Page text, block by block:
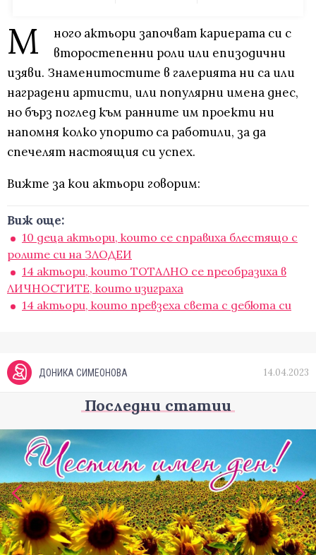
М
ного актьори започват кариерата си с
второстепенни роли или епизодични
изяви. Знаменитостите в галерията ни са или
наградени артисти, или популярни имена днес,
но бърз поглед към ранните им проекти ни
напомня колко упорито са работили, за да
спечелят настоящия си успех.
Вижте за кои актьори говорим:
Виж още:
10 деца актьори, които се справиха блестящо с
ролите си на ЗЛОДЕИ
14 актьори, които ТОТАЛНО се преобразиха в
ЛИЧНОСТИТЕ, които изиграха
14 актьори, които превзеха света с дебюта си
ДОНИКА СИМЕОНОВА 14.04.2023
Последни статии